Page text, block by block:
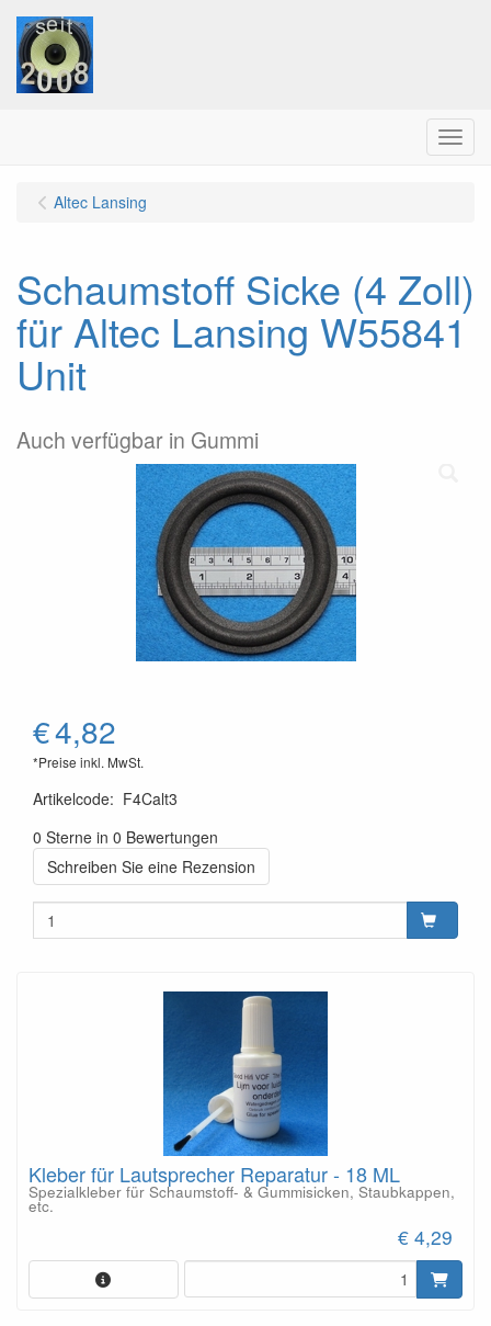
Menu
Altec Lansing
Schaumstoff Sicke (4 Zoll)
für Altec Lansing W55841
Unit
Auch verfügbar in Gummi
€4,82
*Preise inkl. MwSt.
Artikelcode: F4Calt3
0 Sterne in 0 Bewertungen
Schreiben Sie eine Rezension
Kleber für Lautsprecher Reparatur - 18 ML
Spezialkleber für Schaumstoff- & Gummisicken, Staubkappen,
etc.
€ 4,29